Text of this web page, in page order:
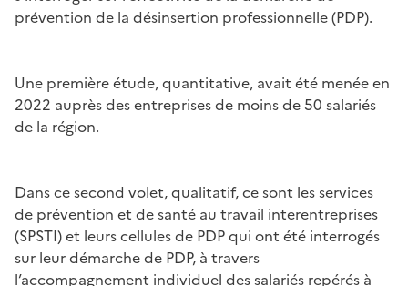
prévention de la désinsertion professionnelle (PDP).
Une première étude, quantitative, avait été menée en
2022 auprès des entreprises de moins de 50 salariés
de la région.
Dans ce second volet, qualitatif, ce sont les services
de prévention et de santé au travail interentreprises
(SPSTI) et leurs cellules de PDP qui ont été interrogés
sur leur démarche de PDP, à travers
l’accompagnement individuel des salariés repérés à